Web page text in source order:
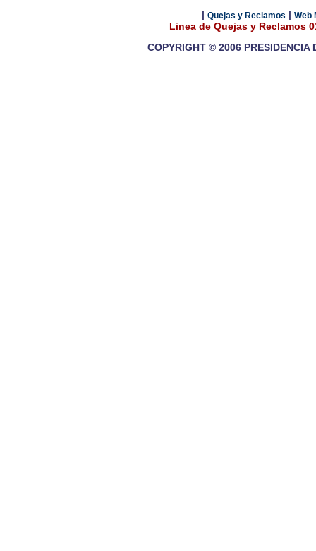
| Quejas y Reclamos | Web
Linea de Quejas y Reclamos
COPYRIGHT © 2006 PRESIDENCIA